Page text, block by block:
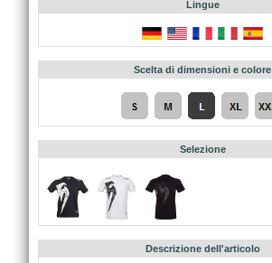
Lingue
Scelta di dimensioni e colore
Selezione
Descrizione dell'articolo